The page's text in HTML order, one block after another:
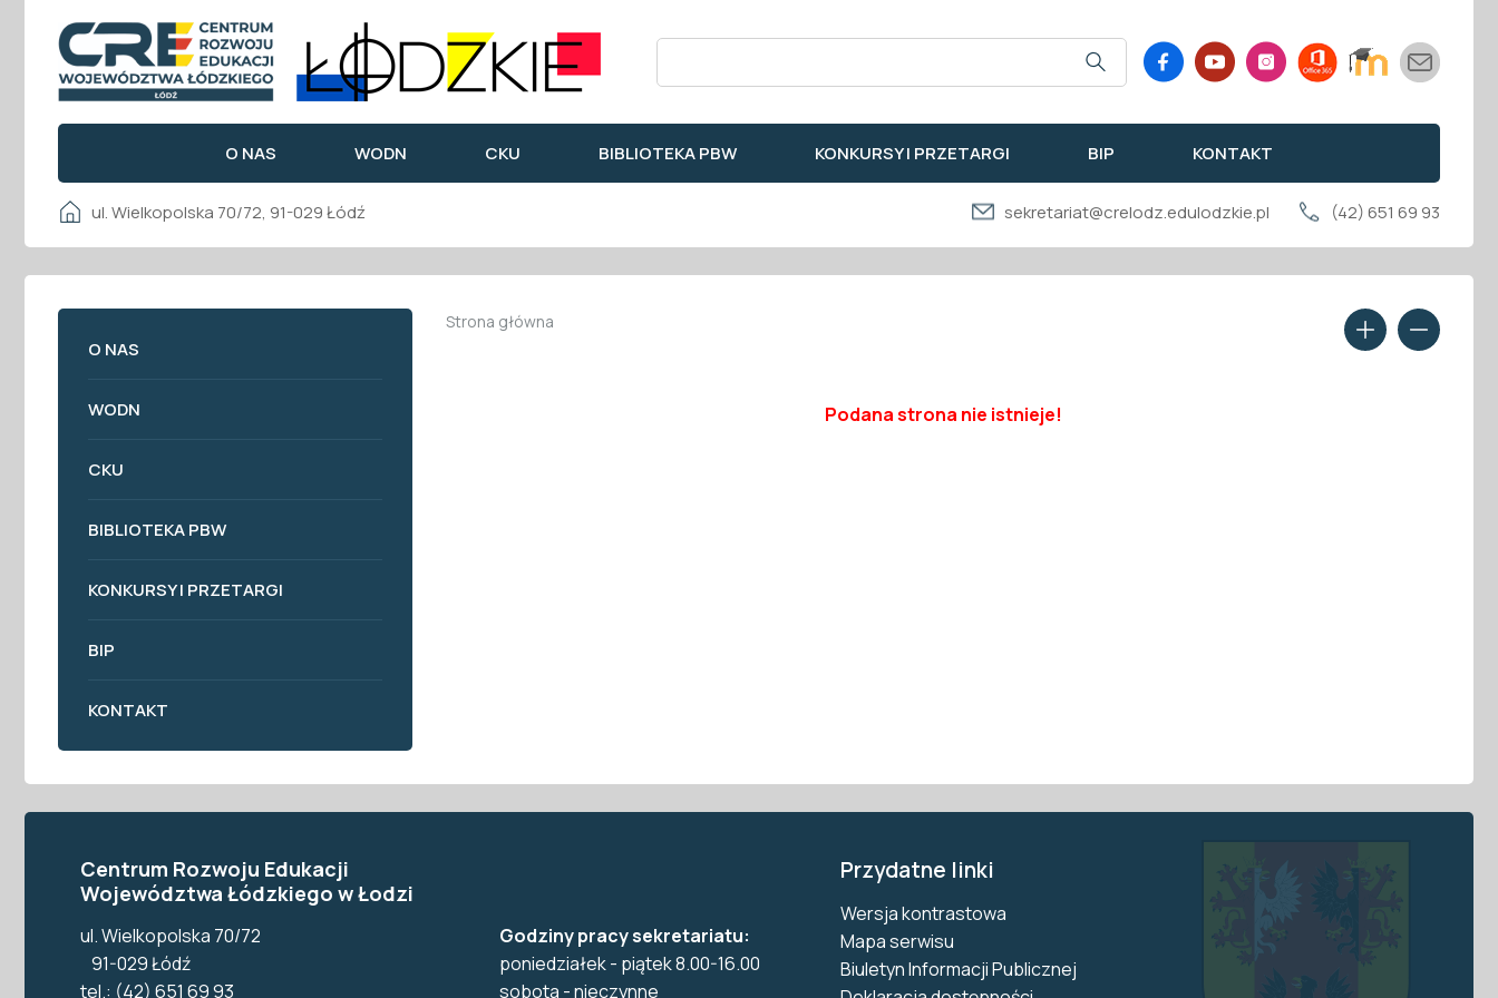
O NAS WODN CKU BIBLIOTEKA PBW KONKURSY I PRZETARGI BIP KONTAKT
ul. Wielkopolska 70/72, 91-029 Łódź (42) 651 69 93
sekretariat@crelodz.edulodzkie.pl
O NAS
WODN
CKU
BIBLIOTEKA PBW
KONKURSY I PRZETARGI
BIP
KONTAKT
Strona główna
Podana strona nie istnieje!
Centrum Rozwoju Edukacji
Województwa Łódzkiego w Łodzi
ul. Wielkopolska 70/72
91-029 Łódź
tel.: (42) 651 69 93
Godziny pracy sekretariatu:
poniedziałek - piątek 8.00-16.00
sobota - nieczynne
Przydatne linki
Wersja kontrastowa
Mapa serwisu
Biuletyn Informacji Publicznej